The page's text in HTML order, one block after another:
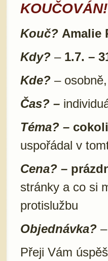
KOUČOVÁN!
Kouč? Amalie
Kdy? – 1.7. –
Kde? –
Čas? –
Téma? – cokoli
uspořádal v
Cena? –
stránky a co si
protislužbu
Objednávka?
Přeji Vám